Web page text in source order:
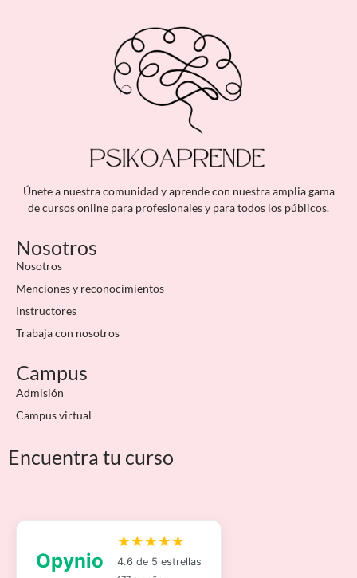
Únete a nuestra comunidad y aprende con nuestra amplia gama
de cursos online para profesionales y para todos los públicos.
Nosotros
Nosotros
Menciones y reconocimientos
Instructores
Trabaja con nosotros
Campus
Admisión
Campus virtual
Encuentra tu curso